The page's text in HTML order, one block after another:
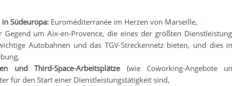
Südeuropa: Euroméditerranée im Herzen von Marseille,
Gegend um Aix-en-Provence, die eines der größten
Autobahnen und das TGV-Streckennetz bieten, und dies
und Third-Space-Arbeitsplätze (wie Coworking-Angebote
für den Start einer Dienstleistungstätigkeit sind,